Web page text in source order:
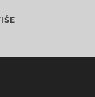
VIKEND